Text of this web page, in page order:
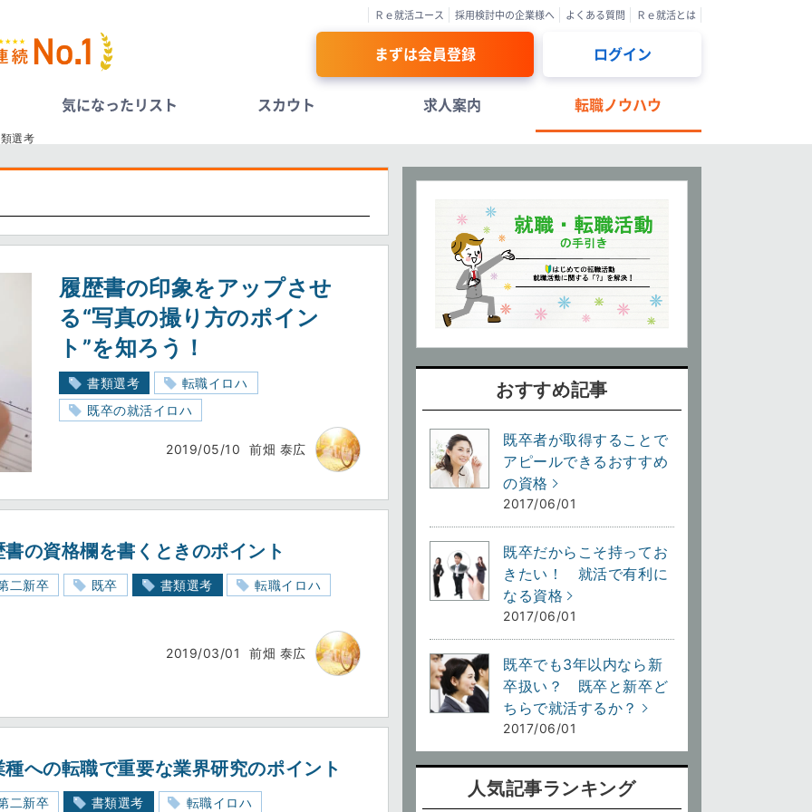
Ｒｅ就活ユース 採用検討中の企業様へ よくある質問 Ｒｅ就活とは
まずは会員登録 ログイン
気になったリスト スカウト 求人案内 転職ノウハウ
選考
履歴書の印象をアップさせ
る“写真の撮り方のポイン
ト”を知ろう！
書類選考
転職イロハ
既卒の就活イロハ
2019/05/10 前畑 泰広
書の資格欄を書くときのポイント
二新卒 既卒 書類選考 転職イロハ
2019/03/01 前畑 泰広
種への転職で重要な業界研究のポイント
二新卒 書類選考 転職イロハ
おすすめ記事
既卒者が取得することで
アピールできるおすすめ
の資格
2017/06/01
既卒だからこそ持ってお
きたい！ 就活で有利に
なる資格
2017/06/01
既卒でも3年以内なら新
卒扱い？ 既卒と新卒ど
ちらで就活するか？
2017/06/01
人気記事ランキング